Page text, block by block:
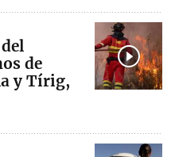
de
y Tírig,